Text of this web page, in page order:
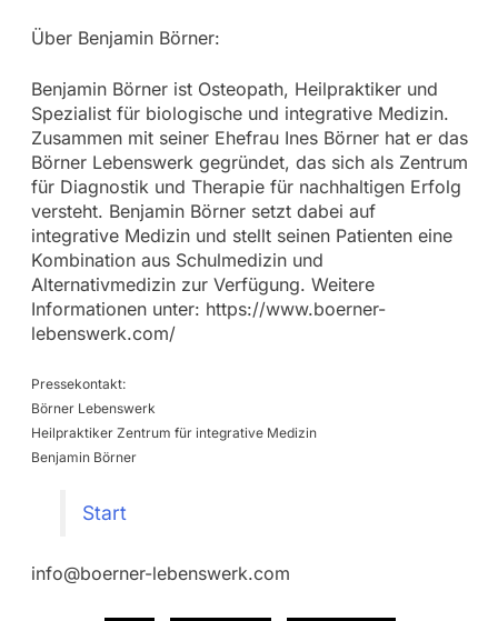
Über Benjamin Börner:
Benjamin Börner ist Osteopath, Heilpraktiker und
Spezialist für biologische und integrative Medizin.
Zusammen mit seiner Ehefrau Ines Börner hat er das
Börner Lebenswerk gegründet, das sich als Zentrum
für Diagnostik und Therapie für nachhaltigen Erfolg
versteht. Benjamin Börner setzt dabei auf
integrative Medizin und stellt seinen Patienten eine
Kombination aus Schulmedizin und
Alternativmedizin zur Verfügung. Weitere
Informationen unter: https://www.boerner-
lebenswerk.com/
Pressekontakt:
Börner Lebenswerk
Heilpraktiker Zentrum für integrative Medizin
Benjamin Börner
Start
info@boerner-lebenswerk.com